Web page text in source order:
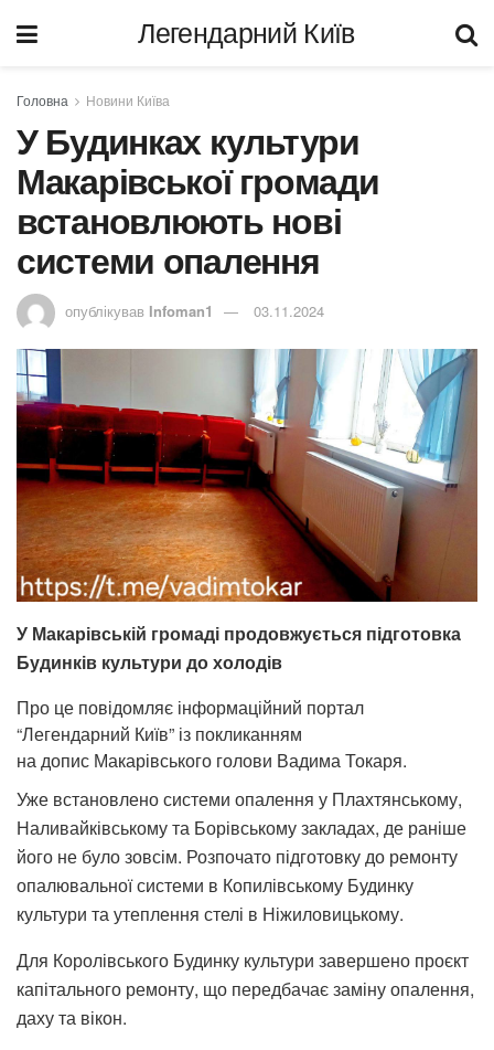
Легендарний Київ
Головна Новини Київа
У Будинках культури
Макарівської громади
встановлюють нові
системи опалення
опублікував Infoman1 03.11.2024
У Макарівській громаді продовжується підготовка
Будинків культури до холодів
Про це повідомляє інформаційний портал
“Легендарний Київ” із покликанням
на допис Макарівського голови Вадима Токаря.
Уже встановлено системи опалення у Плахтянському,
Наливайківському та Борівському закладах, де раніше
його не було зовсім. Розпочато підготовку до ремонту
опалювальної системи в Копилівському Будинку
культури та утеплення стелі в Ніжиловицькому.
Для Королівського Будинку культури завершено проєкт
капітального ремонту, що передбачає заміну опалення,
даху та вікон.